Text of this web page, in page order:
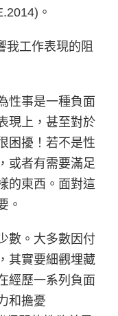
。
我工作表現的阻
性事是一種負面
現上，甚至對於
困擾！若不是性
或者有需要滿足
的東西。面對這
。
數。大多數因付
其實要細觀埋藏
經歷一系列負面
和擔憂